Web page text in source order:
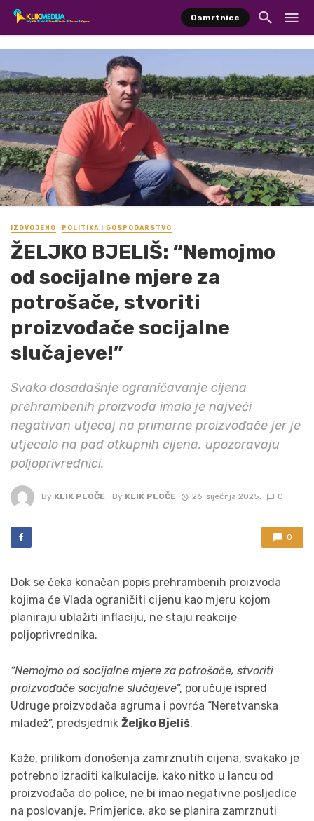
Osmrtnice
IZDVOJENO POLITIKA I GOSPODARSTVO
ŽELJKO BJELIŠ: “Nemojmo
od socijalne mjere za
potrošače, stvoriti
proizvođače socijalne
slučajeve!”
Svako dosadašnje ograničavanje cijena
prehrambenih proizvoda imalo je najveći
negativan utjecaj na primarne proizvođače jer je
utjecalo na pad otkupnih cijena, upozoravaju
poljoprivrednici.
By KLIK PLOČE By KLIK PLOČE 26. siječnja 2025. 0
0
Dok se čeka konačan popis prehrambenih proizvoda
kojima će Vlada ograničiti cijenu kao mjeru kojom
planiraju ublažiti inflaciju, ne staju reakcije
poljoprivrednika.
“Nemojmo od socijalne mjere za potrošače, stvoriti
proizvođače socijalne slučajeve“, poručuje ispred
Udruge proizvođača agruma i povrća “Neretvanska
mladež”, predsjednik Željko Bjeliš.
Kaže, prilikom donošenja zamrznutih cijena, svakako je
potrebno izraditi kalkulacije, kako nitko u lancu od
proizvođača do police, ne bi imao negativne posljedice
na poslovanje. Primjerice, ako se planira zamrznuti